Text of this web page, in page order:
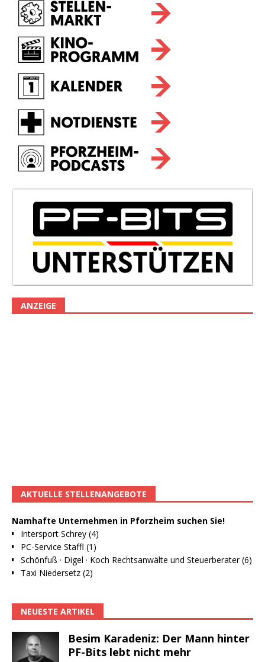
ANZEIGE
AKTUELLE STELLENANGEBOTE
Namhafte Unternehmen in Pforzheim suchen Sie!
Intersport Schrey (4)
PC-Service Staffl (1)
Schönfuß · Digel · Koch Rechtsanwälte und Steuerberater (6)
Taxi Niedersetz (2)
NEUESTE ARTIKEL
Besim Karadeniz: Der Mann hinter
PF-Bits lebt nicht mehr